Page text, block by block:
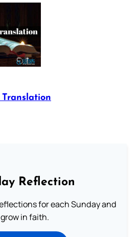
Translation
Reflection
for each Sunday and
grow in faith.